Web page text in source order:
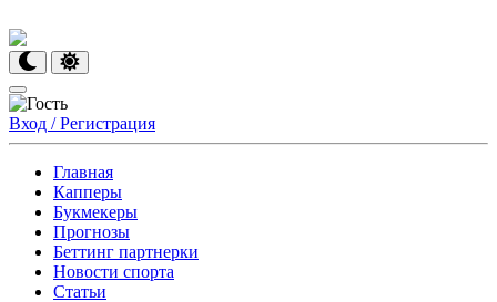
Вход / Регистрация
Главная
Капперы
Букмекеры
Прогнозы
Беттинг партнерки
Новости спорта
Статьи